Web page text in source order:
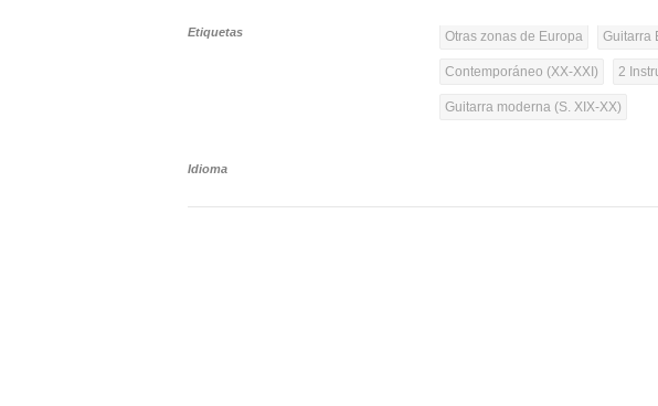
Etiquetas Otras zonas de Europa Guitarra
Contemporáneo (XX-XXI) 2
Guitarra moderna (S. XIX-XX)
Idioma